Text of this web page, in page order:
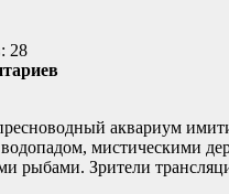
28
аквариум
мистическими
рыбами. Зрители